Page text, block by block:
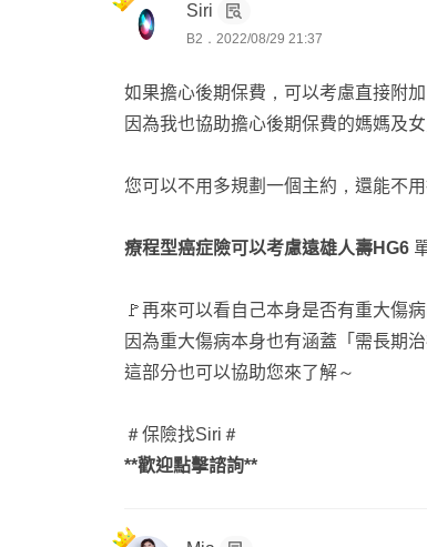
Siri
B2．2022/08/29 21:37
如果擔心後期保費，可以考慮直接附
因為我也協助擔心後期保費的媽媽及
您可以不用多規劃一個主約，還能不
療程型癌症險可以考慮遠雄人壽HG6
🚩再來可以看自己本身是否有重大傷
因為重大傷病本身也有涵蓋「需長期
這部分也可以協助您來了解～
＃保險找Siri＃
**歡迎點擊諮詢**